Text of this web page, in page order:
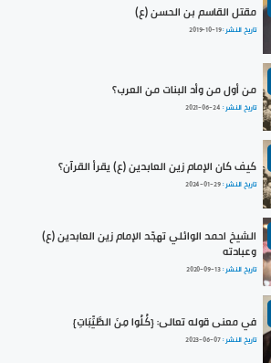
مقتل القاسم بن الحسن (ع)
تاريخ النشر :2019-10-19
من أول من وأد البنات من العرب؟
تاريخ النشر : 2021-06-24
كيف كان الإمام زين العابدين (ع) يقرأ القرآن؟
تاريخ النشر :2024-01-29
الشيخ احمد الوائلي تهجّد الإمام زين العابدين (ع)
وعبادته
تاريخ النشر :2020-09-13
في معنى قوله تعالى: {كُلُوا مِنَ الطَّيِّبَاتِ}
تاريخ النشر :2023-06-07